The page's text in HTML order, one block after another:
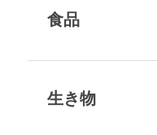
食品
生き物